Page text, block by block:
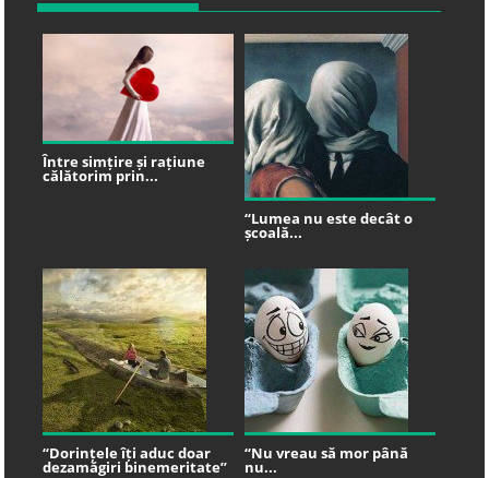
Între simțire și rațiune
călătorim prin...
“Lumea nu este decât o
școală...
“Dorințele îți aduc doar
dezamăgiri binemeritate”
“Nu vreau să mor până
nu...